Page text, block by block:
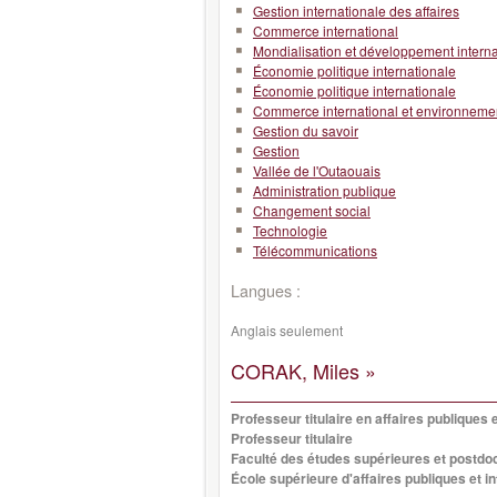
Gestion internationale des affaires
Commerce international
Mondialisation et développement
Économie politique internationale
Économie politique internationale
Commerce international et
Gestion du savoir
Gestion
Vallée de l'Outaouais
Administration publique
Changement social
Technologie
Télécommunications
Langues :
Anglais seulement
CORAK, Miles »
Professeur titulaire en affaires publiques
Professeur titulaire
Faculté des études supérieures et
École supérieure d'affaires publiques et